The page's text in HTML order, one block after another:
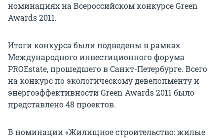
номинациях на Всероссийском конкурсе Green
Awards 2011.
Итоги конкурса были подведены в рамках
Международного инвестиционного форума
PROEstate, прошедшего в Санкт-Петербурге. Всего
на конкурс по экологическому девелопменту и
энергоэффективности Green Awards 2011 было
представлено 48 проектов.
В номинации «Жилищное строительство: жилые